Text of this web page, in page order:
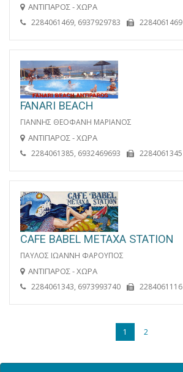
ΑΝΤΙΠΑΡΟΣ - ΧΩΡΑ
2284061469, 6937929783 2284061469
FANARI BEACH
ΓΙΑΝΝΗΣ ΘΕΟΦΑΝΗ ΜΑΡΙΑΝΟΣ
ΑΝΤΙΠΑΡΟΣ - ΧΩΡΑ
2284061385, 6932469693 2284061345
CAFE BABEL METAXA STATION
ΠΑΥΛΟΣ ΙΩΑΝΝΗ ΦΑΡΟΥΠΟΣ
ΑΝΤΙΠΑΡΟΣ - ΧΩΡΑ
2284061343, 6973993740 2284061116
1 2